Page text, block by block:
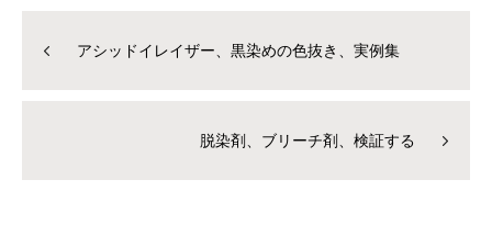
アシッドイレイザー、黒染めの色抜き、実例集
脱染剤、ブリーチ剤、検証する